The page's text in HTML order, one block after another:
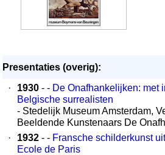
Presentaties (overig):
·
1930 - - De Onafhankelijken: met
Belgische surrealisten
- Stedelijk Museum Amsterdam,
Beeldende Kunstenaars De
·
1932 - - Fransche schilderkunst
Ecole de Paris